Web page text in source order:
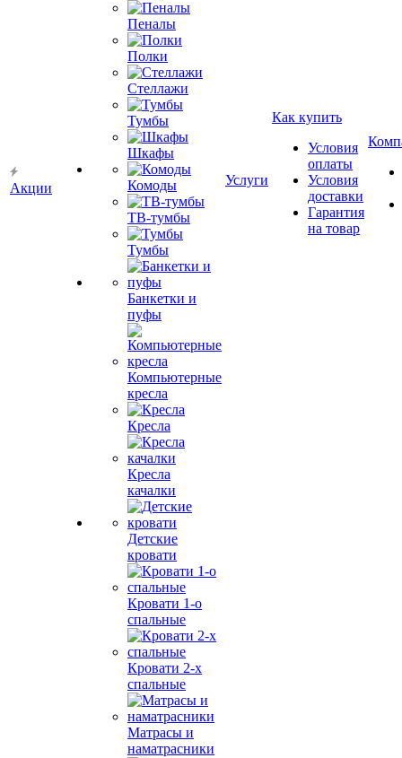
Акции
Пеналы
Полки
Стеллажи
Тумбы
Шкафы
Комоды
ТВ-тумбы
Тумбы
Банкетки и
пуфы
Компьютерные
кресла
Кресла
Кресла
качалки
Детские
кровати
Кровати 1-о
спальные
Кровати 2-х
спальные
Матрасы и
наматрасники
Услуги
Как купить
Условия
оплаты
Условия
доставки
Гарантия
на товар